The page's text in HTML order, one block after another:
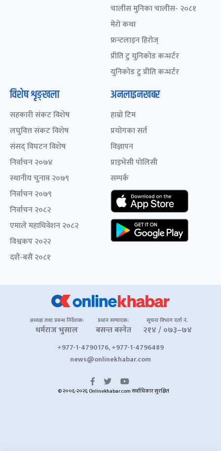
चालीस मुनिका चालीस- २०८१
मेरो कथा
फ्रन्टलाइन हिरोज्
प्रीति टु युनिकोड कन्भर्टर
युनिकोड टु प्रीति कन्भर्टर
विशेष शृङ्खला
सहकारी संकट विशेष
लघुवित्त संकट विशेष
संसद् विघटन विशेष
निर्वाचन २०७४
स्थानीय चुनाव २०७९
निर्वाचन २०७९
निर्वाचन २०८२
एमाले महाधिवेशन २०८२
विश्वकप २०२२
दशैं-बसैं २०८१
अनलाइनखबर
हाम्रो टिम
प्रयोगका सर्त
विज्ञापन
प्राइभेसी पोलिसी
सम्पर्क
अध्यक्ष तथा प्रबन्ध निर्देशक:
धर्मराज भुसाल
प्रधान सम्पादक:
बसन्त बस्नेत
सूचना विभाग दर्ता नं.
२१४ / ०७३–७४
+977-1-4790176, +977-1-4796489
news@onlinekhabar.com
© २००६-२०२६ Onlinekhabar.com सर्वाधिकार सुरक्षित